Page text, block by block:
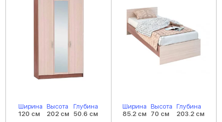
Ширина
120 см
Высота
202 см
Глубина
50.6 см
Ширина
85.2 см
Высота
70 см
Глубина
203.2 см